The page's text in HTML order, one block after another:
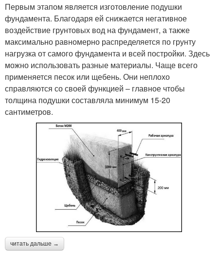
Первым этапом является изготовление подушки
фундамента. Благодаря ей снижается негативное
воздействие грунтовых вод на фундамент, а также
максимально равномерно распределяется по грунту
нагрузка от самого фундамента и всей постройки. Здесь
можно использовать разные материалы. Чаще всего
применяется песок или щебень. Они неплохо
справляются со своей функцией – главное чтобы
толщина подушки составляла минимум 15-20
сантиметров.
читать дальше →